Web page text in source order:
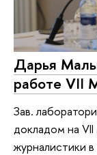
Дарья
работе VII
Зав.
докладом на
журналистики